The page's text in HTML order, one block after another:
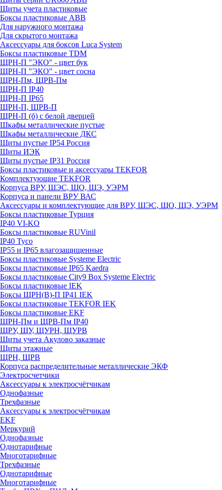
Щиты учета пластиковые
Боксы пластиковые ABB
Для наружного монтажа
Для скрытого монтажа
Аксессуары для боксов Luca System
Боксы пластиковые TDM
ЩРН-П "ЭКО" - цвет бук
ЩРН-П "ЭКО" - цвет сосна
ЩРН-Пм, ЩРВ-Пм
ЩРН-П IP40
ЩРН-П IP65
ЩРН-П, ЩРВ-П
ЩРН-П (б) с белой дверцей
Шкафы металлические пустые
Шкафы металлические ДКС
Щиты пустые IP54 Россия
Щиты ИЭК
Щиты пустые IP31 Россия
Боксы пластиковые и аксессуары TEKFOR
Комплектующие TEKFOR
Корпуса ВРУ, ШЭС, ЩО, ЩЭ, УЭРМ
Корпуса и панели ВРУ ВАС
Аксессуары и комплектующие для ВРУ, ШЭС, ЩО, ЩЭ, УЭРМ
Боксы пластиковые Турция
IP40 VI-KO
Боксы пластиковые RUVinil
IP40 Тусо
IP55 и IP65 влагозащищенные
Боксы пластиковые Systeme Electric
Боксы пластиковые IP65 Kaedra
Боксы пластиковые City9 Box Systeme Electric
Боксы пластиковые IEK
Боксы ЩРН(В)-П IP41 IEK
Боксы пластиковые TEKFOR IEK
Боксы пластиковые EKF
ЩРН-Пм и ЩРВ-Пм IP40
ЩРУ, ЩУ, ЩУРН, ЩУРВ
Щиты учета Акулово заказные
Щиты этажные
ЩРН, ЩРВ
Корпуса распределительные металлические ЭКФ
Электросчетчики
Аксессуары к электросчётчикам
Однофазные
Трехфазные
Аксессуары к электросчётчикам
EKF
Меркурий
Однофазные
Однотарифные
Многотарифные
Трехфазные
Однотарифные
Многотарифные